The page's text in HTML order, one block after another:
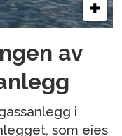
av
i
som eies